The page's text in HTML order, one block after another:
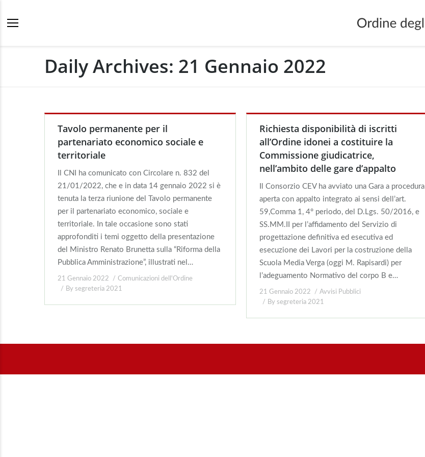
Daily Archives: 21 Gennaio 2022
Tavolo permanente per il
partenariato economico sociale e
territoriale
Il CNI ha comunicato con Circolare n. 832 del
21/01/2022, che e in data 14 gennaio 2022 si è
tenuta la terza riunione del Tavolo permanente
per il partenariato economico, sociale e
territoriale. In tale occasione sono stati
approfonditi i temi oggetto della presentazione
del Ministro Renato Brunetta sulla “Riforma della
Pubblica Amministrazione”, illustrati nel…
21 Gennaio 2022
Comunicazioni dell'Ordine
By segreteria 2021
Richiesta disponibilità di iscritti
all’Ordine idonei a costituire la
Commissione giudicatrice,
nell’ambito delle gare d’appalto
Il Consorzio CEV ha avviato una Gara a procedura
aperta con appalto integrato ai sensi dell’art.
59,Comma 1, 4° periodo, del D.Lgs. 50/2016, e
SS.MM.II per l’affidamento del Servizio di
progettazione definitiva ed esecutiva ed
esecuzione dei Lavori per la costruzione della
Scuola Media Verga (oggi M. Rapisardi) per
l’adeguamento Normativo del corpo B e…
21 Gennaio 2022
Avvisi Pubblici
By segreteria 2021